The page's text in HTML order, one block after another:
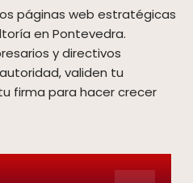
páginas web estratégicas
en Pontevedra.
y directivos
validen tu
firma para hacer crecer